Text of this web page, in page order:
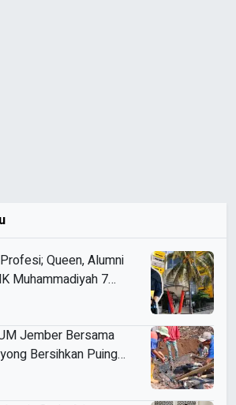
Queen, Alumni
Muhammadiyah 7
Kerja Sebelum Lulus
Jember Bersama
Bersihkan Puing
di Desa Sumber